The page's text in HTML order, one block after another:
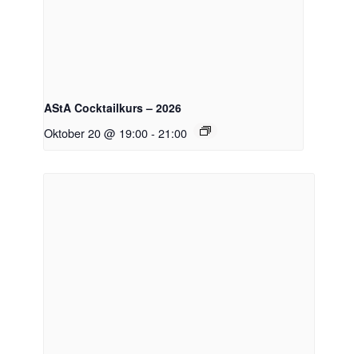
AStA Cocktailkurs – 2026
Oktober 20 @ 19:00- 21:00